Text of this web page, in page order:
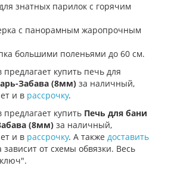
знатных парилок с горячим
с панорамным жаропрочным
большими поленьями до 60 см.
купить печь для
Забава (8мм) за наличный,
и в рассрочку.
купить Печь для бани
(8мм) за наличный,
и в рассрочку. А также доставить
зависит от схемы обвязки. Весь